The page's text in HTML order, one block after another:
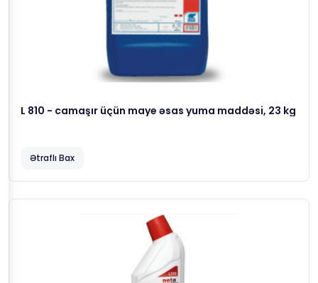
L 810 - camaşır üçün maye əsas yuma maddəsi, 23 kg
Ətraflı Bax